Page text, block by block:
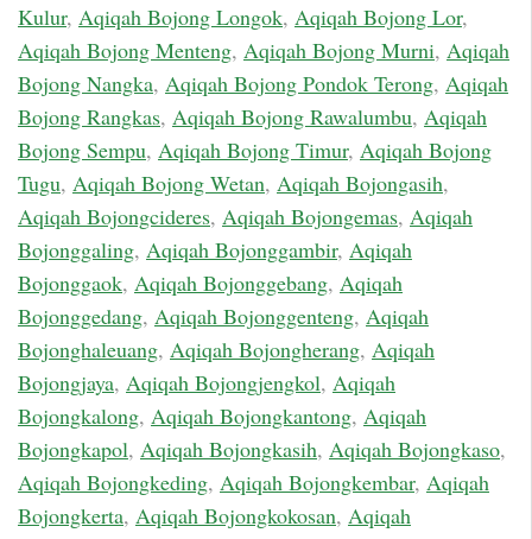
Kulur, Aqiqah Bojong Longok, Aqiqah Bojong Lor,
Aqiqah Bojong Menteng, Aqiqah Bojong Murni, Aqiqah
Bojong Nangka, Aqiqah Bojong Pondok Terong, Aqiqah
Bojong Rangkas, Aqiqah Bojong Rawalumbu, Aqiqah
Bojong Sempu, Aqiqah Bojong Timur, Aqiqah Bojong
Tugu, Aqiqah Bojong Wetan, Aqiqah Bojongasih,
Aqiqah Bojongcideres, Aqiqah Bojongemas, Aqiqah
Bojonggaling, Aqiqah Bojonggambir, Aqiqah
Bojonggaok, Aqiqah Bojonggebang, Aqiqah
Bojonggedang, Aqiqah Bojonggenteng, Aqiqah
Bojonghaleuang, Aqiqah Bojongherang, Aqiqah
Bojongjaya, Aqiqah Bojongjengkol, Aqiqah
Bojongkalong, Aqiqah Bojongkantong, Aqiqah
Bojongkapol, Aqiqah Bojongkasih, Aqiqah Bojongkaso,
Aqiqah Bojongkeding, Aqiqah Bojongkembar, Aqiqah
Bojongkerta, Aqiqah Bojongkokosan, Aqiqah